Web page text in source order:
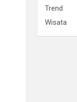
Trend
Wisata